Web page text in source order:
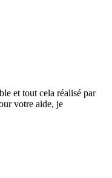
et tout cela réalisé par
votre aide, je